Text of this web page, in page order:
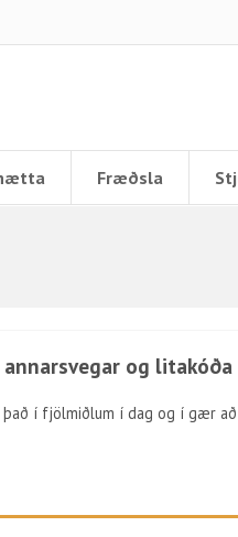
Fræðsla
annarsvegar og
í fjölmiðlum í dag og í gær